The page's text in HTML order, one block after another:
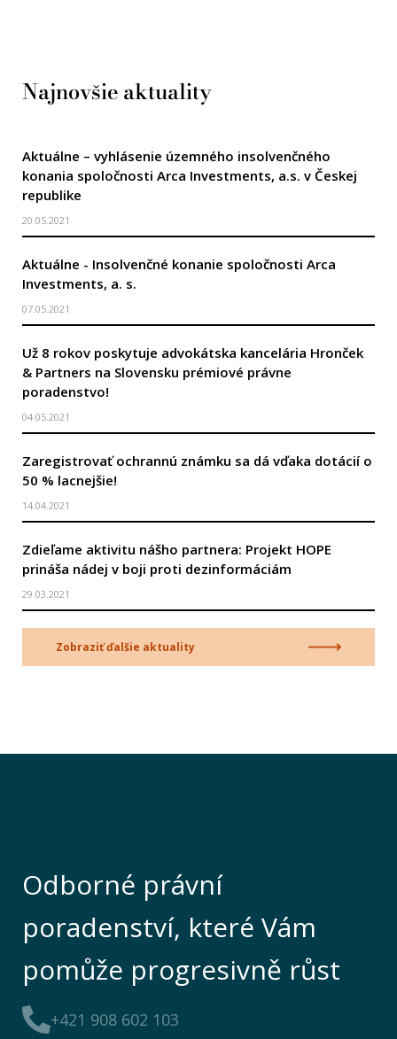
Najnovšie aktuality
Aktuálne – vyhlásenie územného insolvenčného
konania spoločnosti Arca Investments, a.s. v Českej
republike
20.05.2021
Aktuálne - Insolvenčné konanie spoločnosti Arca
Investments, a. s.
07.05.2021
Už 8 rokov poskytuje advokátska kancelária Hronček
& Partners na Slovensku prémiové právne
poradenstvo!
04.05.2021
Zaregistrovať ochrannú známku sa dá vďaka dotácií o
50 % lacnejšie!
14.04.2021
Zdieľame aktivitu nášho partnera: Projekt HOPE
prináša nádej v boji proti dezinformáciám
29.03.2021
Zobraziť ďalšie aktuality
Odborné právní
poradenství, které Vám
pomůže progresivně růst
+421 908 602 103